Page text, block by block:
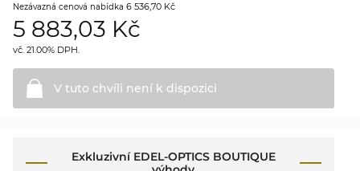
Nezávazná cenová nabídka 6 536,70 Kč
5 883,03 Kč
vč. 21.00% DPH.
V tuto chvíli není k dispozici
Exkluzivní EDEL-OPTICS BOUTIQUE